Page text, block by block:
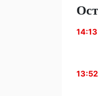
14:13
13:52